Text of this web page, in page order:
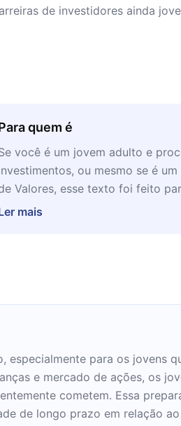
de investidores ainda
quem é
você é um jovem adulto e
ou mesmo se é
Valores, esse texto foi feito
num momento de
mais
para os jovens
e mercado de ações, os
cometem. Essa
de longo prazo em relação